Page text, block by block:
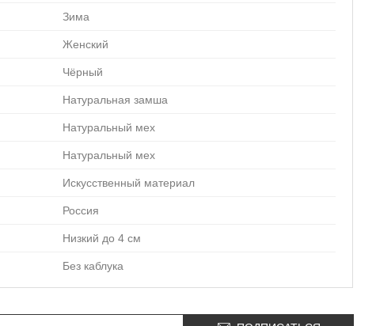
Зима
Женский
Чёрный
Натуральная замша
Натуральный мех
Натуральный мех
Искусственный материал
Россия
Низкий до 4 см
Без каблука